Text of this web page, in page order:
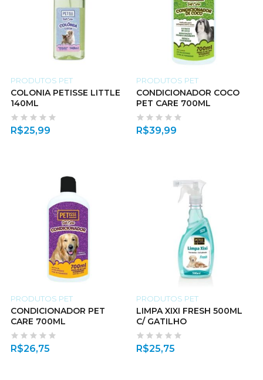
PRODUTOS PET
COLONIA PETISSE LITTLE
140ML
R$25,99
PRODUTOS PET
CONDICIONADOR COCO
PET CARE 700ML
R$39,99
PRODUTOS PET
CONDICIONADOR PET
CARE 700ML
R$26,75
PRODUTOS PET
LIMPA XIXI FRESH 500ML
C/ GATILHO
R$25,75